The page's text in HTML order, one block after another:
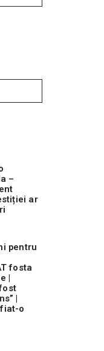
–
ar
pentru
fosta
|
|
o